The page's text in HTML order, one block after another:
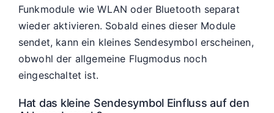
Funkmodule wie WLAN oder Bluetooth separat
wieder aktivieren. Sobald eines dieser Module
sendet, kann ein kleines Sendesymbol erscheinen,
obwohl der allgemeine Flugmodus noch
eingeschaltet ist.
Hat das kleine Sendesymbol Einfluss auf den